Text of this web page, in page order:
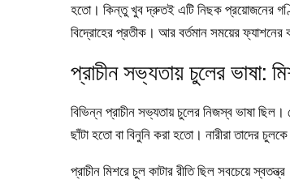
হতো। কিন্তু খুব দ্রুতই এটি নিছক প্রয়োজনের গণ্ডি
বিদ্রোহের প্রতীক। আর বর্তমান সময়ের
প্রাচীন সভ্যতায় চুলের ভাষা:
বিভিন্ন প্রাচীন সভ্যতায় চুলের নিজস্ব ভাষা
ছাঁটা হতো বা বিনুনি করা হতো। নারীরা তাদের
প্রাচীন মিশরে চুল কাটার রীতি ছিল সবচেয়ে